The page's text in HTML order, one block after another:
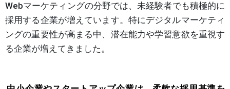
Webマーケティングの分野では、未経験者でも積極的に
採用する企業が増えています。特にデジタルマーケティ
ングの重要性が高まる中、潜在能力や学習意欲を重視す
る企業が増えてきました。